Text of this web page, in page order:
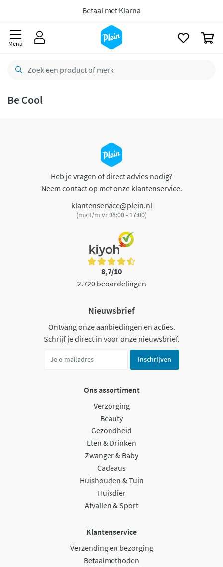
Betaal met Klarna
Menu
Be Cool
Heb je vragen of direct advies nodig?
Neem contact op met onze klantenservice.
klantenservice@plein.nl
(ma t/m vr 08:00 - 17:00)
8,7/10
2.720 beoordelingen
Nieuwsbrief
Ontvang onze aanbiedingen en acties.
Schrijf je direct in voor onze nieuwsbrief.
Inschrijven
Ons assortiment
Verzorging
Beauty
Gezondheid
Eten & Drinken
Zwanger & Baby
Cadeaus
Huishouden & Tuin
Huisdier
Afvallen & Sport
Klantenservice
Verzending en bezorging
Betaalmethoden